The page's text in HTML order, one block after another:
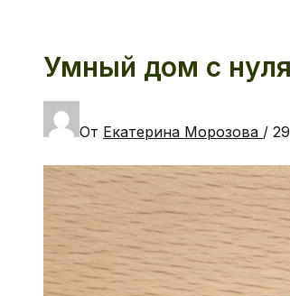
Умный дом с
От Екатерина Морозова /